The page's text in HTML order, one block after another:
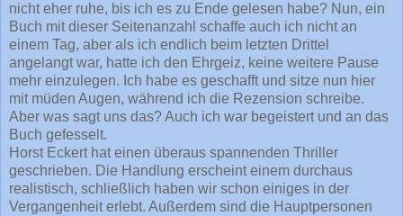
nicht eher ruhe, bis ich es zu Ende gelesen habe? Nun, ein
Buch mit dieser Seitenanzahl schaffe auch ich nicht an
einem Tag, aber als ich endlich beim letzten Drittel
angelangt war, hatte ich den Ehrgeiz, keine weitere Pause
mehr einzulegen. Ich habe es geschafft und sitze nun hier
mit müden Augen, während ich die Rezension schreibe.
Aber was sagt uns das? Auch ich war begeistert und an das
Buch gefesselt.
Horst Eckert hat einen überaus spannenden Thriller
geschrieben. Die Handlung erscheint einem durchaus
realistisch, schließlich haben wir schon einiges in der
Vergangenheit erlebt. Außerdem sind die Hauptpersonen